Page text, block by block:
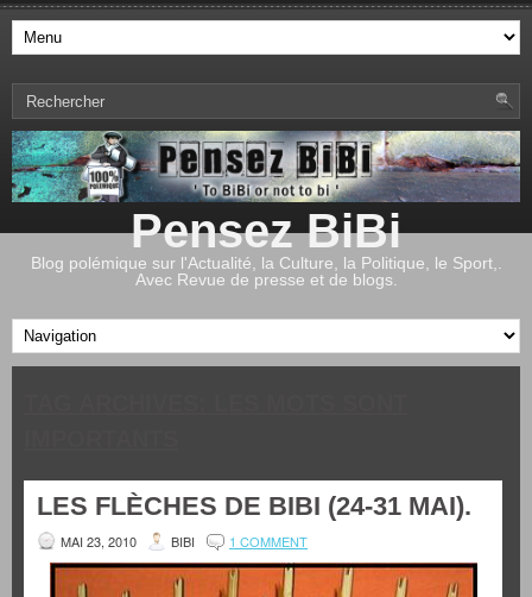
Pensez BiBi
Blog polémique sur l'Actualité, la Culture, la Politique, le Sport,.
Avec Revue de presse et de blogs.
LES FLÈCHES DE BIBI (24-31 MAI).
MAI 23, 2010 BIBI 1 COMMENT